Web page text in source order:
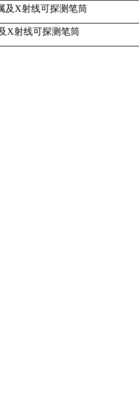
及 X射线可探测笔筒
X射线可探测笔筒